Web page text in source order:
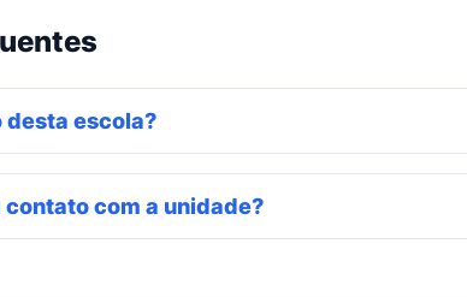
desta escola?
com a unidade?